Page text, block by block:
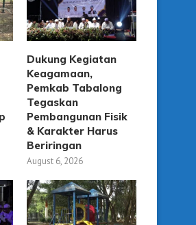
Dukung Kegiatan
Keagamaan,
Pemkab Tabalong
Tegaskan
Pembangunan Fisik
& Karakter Harus
Beriringan
August 6, 2026